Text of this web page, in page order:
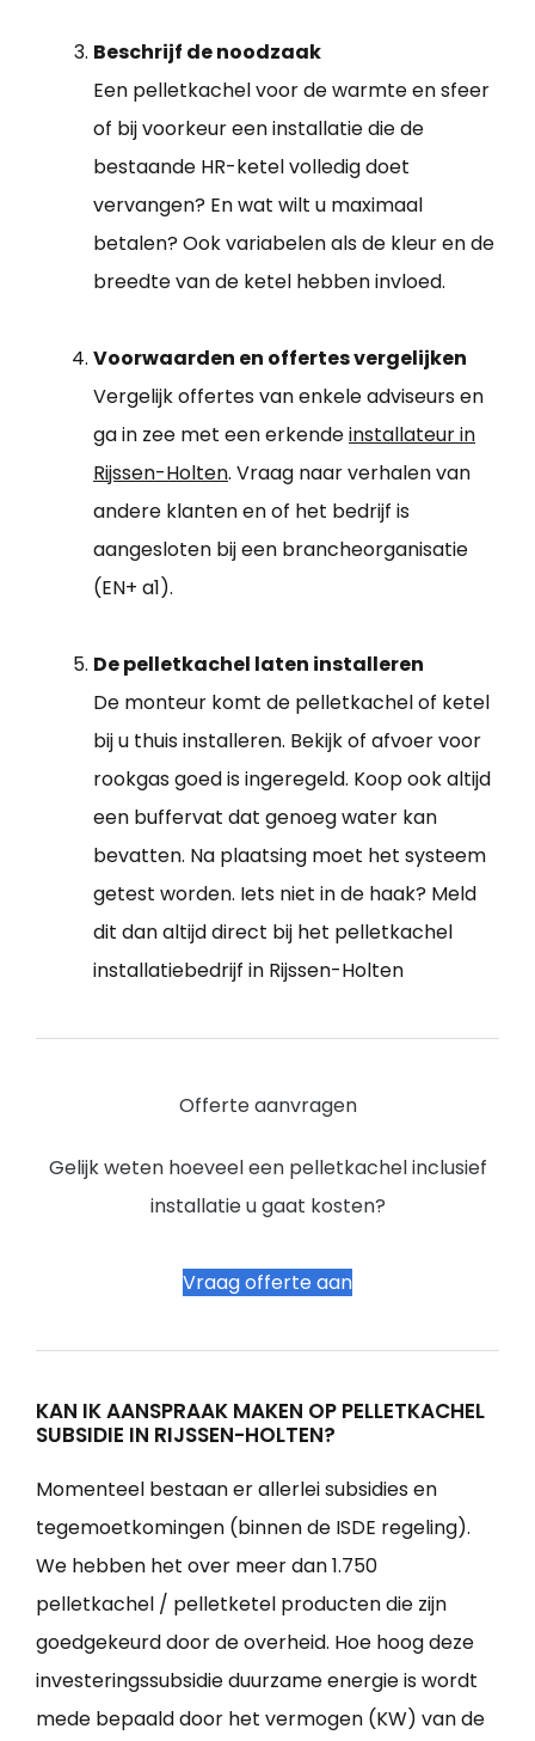
Beschrijf de noodzaak
Een pelletkachel voor de warmte en sfeer
of bij voorkeur een installatie die de
bestaande HR-ketel volledig doet
vervangen? En wat wilt u maximaal
betalen? Ook variabelen als de kleur en de
breedte van de ketel hebben invloed.
Voorwaarden en offertes vergelijken
Vergelijk offertes van enkele adviseurs en
ga in zee met een erkendeinstallateur in
Rijssen-Holten. Vraag naar verhalen van
andere klanten en of het bedrijf is
aangesloten bij een brancheorganisatie
(EN+ a1).
De pelletkachel laten installeren
De monteur komt de pelletkachel of ketel
bij u thuis installeren. Bekijk of afvoer voor
rookgas goed is ingeregeld. Koop ook altijd
een buffervat dat genoeg water kan
bevatten. Na plaatsing moet het systeem
getest worden. Iets niet in de haak? Meld
dit dan altijd direct bij het pelletkachel
installatiebedrijf in Rijssen-Holten
Offerte aanvragen
Gelijk weten hoeveel een pelletkachel inclusief
installatie u gaat kosten?
Vraag offerte aan
KAN IK AANSPRAAK MAKEN OP PELLETKACHEL
SUBSIDIE IN RIJSSEN-HOLTEN?
Momenteel bestaan er allerlei subsidies en
tegemoetkomingen (binnen de ISDE regeling).
We hebben het over meer dan 1.750
pelletkachel / pelletketel producten die zijn
goedgekeurd door de overheid. Hoe hoog deze
investeringssubsidie duurzame energie is wordt
mede bepaald door het vermogen (KW) van de